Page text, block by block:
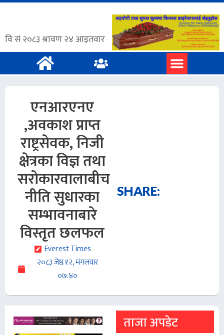
एनआरएनए
,अवकाश प्राप्त
राष्ट्रसेवक, निजी
क्षेत्रका विज्ञ तथा
सरोकारवालाबीच
नीति सुधारका
सम्भावनाबारे
विस्तृत छलफल
Everest Times
२०८३ जेष्ठ १२, मंगलवार
०७:४०
SHARE:
ताजा अपडेट